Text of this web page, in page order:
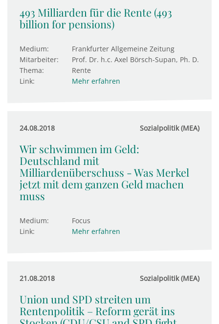
493 Milliarden für die Rente (493
billion for pensions)
Medium:
Frankfurter Allgemeine Zeitung
Mitarbeiter:
Prof. Dr. h.c. Axel Börsch-Supan, Ph. D.
Thema:
Rente
Link:
Mehr erfahren
24.08.2018 Sozialpolitik (MEA)
Wir schwimmen im Geld:
Deutschland mit
Milliardenüberschuss - Was Merkel
jetzt mit dem ganzen Geld machen
muss
Medium:
Focus
Link:
Mehr erfahren
21.08.2018 Sozialpolitik (MEA)
Union und SPD streiten um
Rentenpolitik – Reform gerät ins